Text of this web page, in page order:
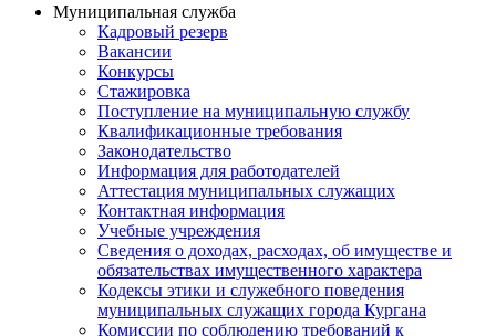
Муниципальная служба
Кадровый резерв
Вакансии
Конкурсы
Стажировка
Поступление на муниципальную службу
Квалификационные требования
Законодательство
Информация для работодателей
Аттестация муниципальных служащих
Контактная информация
Учебные учреждения
Сведения о доходах, расходах, об имуществе и
обязательствах имущественного характера
Кодексы этики и служебного поведения
муниципальных служащих города Кургана
Комиссии по соблюдению требований к